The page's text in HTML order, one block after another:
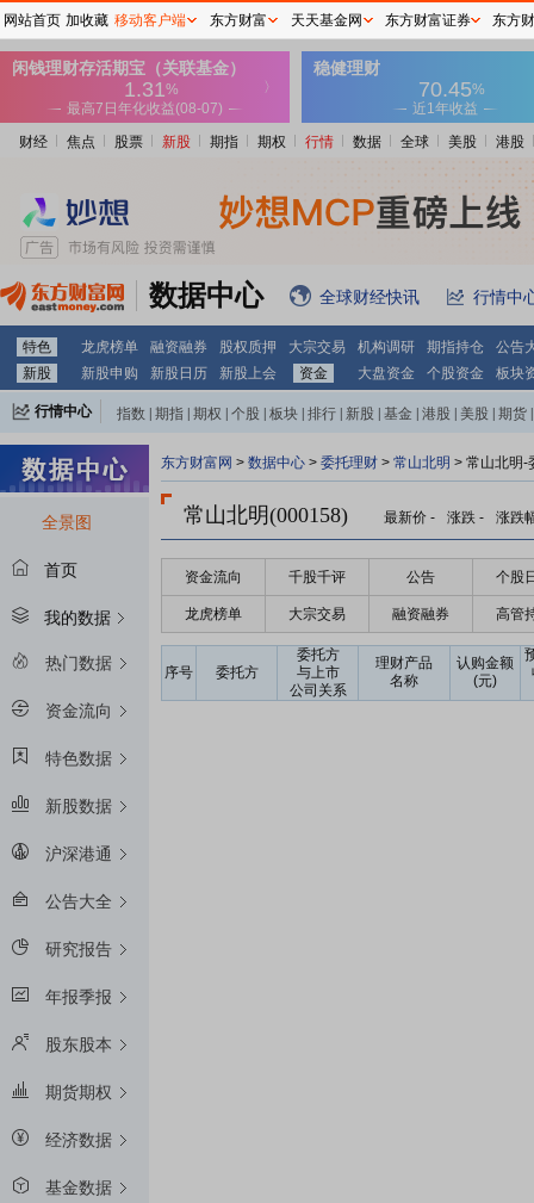
财经 焦点 股票 新股 期指 期权 行情 数据 全球 美股 港股
数据中心 全球财经快讯 行情中
特色 龙虎榜单 融资融券 股权质押 大宗交易 机构调研 期指持仓
公告
新股
新股申购 新股日历 新股上会 资金 大盘资金 个股资金 板块
行情中心 指数 期指 期权 个股 板块 排行 新股 基金 港股 美股 期货
全景图
首页
我的数据
热门数据
资金流向
特色数据
新股数据
沪深港通
公告大全
研究报告
年报季报
股东股本
期货期权
经济数据
基金数据
东方财富网 > 数据中心 > 委托理财 > 常山北明 > 常山北明-
常山北明(000158) 最新价 - 涨跌 - 涨跌
资金流向 千股千评 公告 个股
龙虎榜单 大宗交易 融资融券 高管
序号 委托方
委托方
与上市
公司关系
理财产品
名称
认购金额
(元)
网站首页 加收藏 移动客户端 东方财富 天天基金网 东方财富证券 东方